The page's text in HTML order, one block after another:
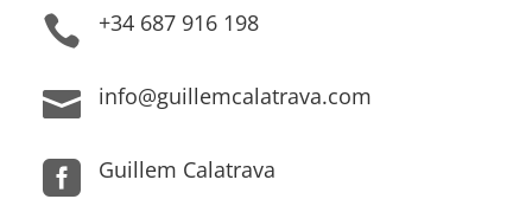
 +34 687 916 198
 info@guillemcalatrava.com
 Guillem Calatrava